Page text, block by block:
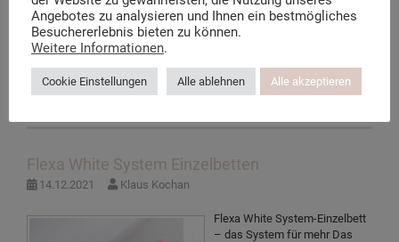
müssen nicht immer in
Schränken versteckt werden.
WEITERLESEN
Flexa White System Einzelbetten
14.12.2021 Klaus Kochan
Flexa White System-Einzelbett
– das System für mehr Das
Angebotes zu analysieren und Ihnen ein bestmögliches
Besuchererlebnis bieten zu können.
Weitere Informationen.
Cookie Einstellungen Alle ablehnen Alle akzeptieren